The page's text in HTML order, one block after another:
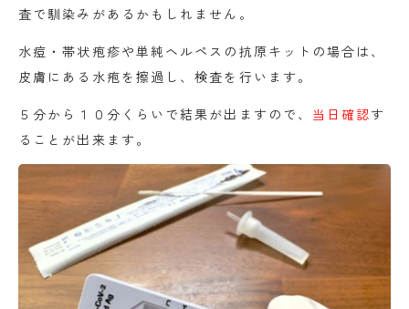
査で馴染みがあるかもしれません。
水痘・帯状疱疹や単純ヘルペスの抗原キットの場合は、
皮膚にある水疱を擦過し、検査を行います。
５分から１０分くらいで結果が出ますので、 当日確認す
ることが出来ます。